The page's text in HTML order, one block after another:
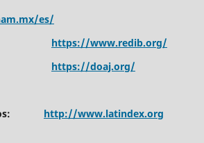
es/
https://www.redib.org/
https://doaj.org/
http://www.latindex.org